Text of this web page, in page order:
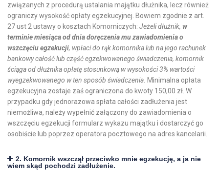
związanych z procedurą ustalania majątku dłużnika, lecz również
ograniczy wysokość opłaty egzekucyjnej. Bowiem zgodnie z art.
27 ust 2 ustawy o kosztach Komorniczych: Jeżeli dłużnik, w
terminie miesiąca od dnia doręczenia mu zawiadomienia o
wszczęciu egzekucji, wpłaci do rąk komornika lub na jego rachunek
bankowy całość lub część egzekwowanego świadczenia, komornik
ściąga od dłużnika opłatę stosunkową w wysokości 3% wartości
wyegzekwowanego w ten sposób świadczenia. Minimalna opłata
egzekucyjna zostaje zaś ograniczona do kwoty 150,00 zł. W
przypadku gdy jednorazowa spłata całości zadłużenia jest
niemożliwa, należy wypełnić załączony do zawiadomienia o
wszczęciu egzekucji formularz wykazu majątku i dostarczyć go
osobiście lub poprzez operatora pocztowego na adres kancelarii.
2. Komornik wszczął przeciwko mnie egzekucję, a ja nie
wiem skąd pochodzi zadłużenie.